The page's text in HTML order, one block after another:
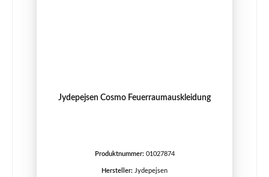
Jydepejsen Cosmo Feuerraumauskleidung
Produktnummer: 01027874
Hersteller: Jydepejsen